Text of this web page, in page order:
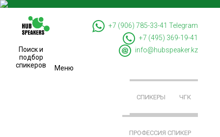
Поиск и
подбор
спикеров
+7 (906) 785-33-41 Telegram
+7 (495) 369-19-41
info@hubspeaker.kz
Меню
СПИКЕРЫ ЧГК
ПРОФЕССИЯ СПИКЕР